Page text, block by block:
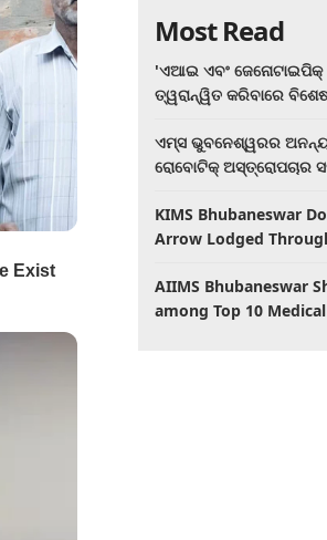
Most Read
'ଏଆଇ ଏବଂ ଜେନୋଟାଇପିକ୍
ତ୍ୱରାନ୍ୱିତ କରିବାରେ
ଏମ୍ସ ଭୁବନେଶ୍ୱରର
ରୋବୋଟିକ୍ ଅସ୍ତ୍ରୋପଚାର
KIMS Bhubaneswar
Arrow Lodged
AIIMS Bhubaneswar
among Top 10